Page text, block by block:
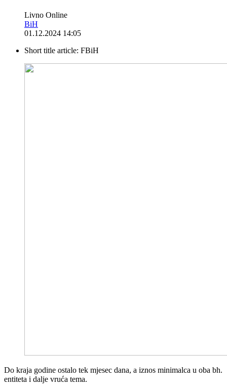
Livno Online
BiH
01.12.2024 14:05
Short title article: FBiH
Do kraja godine ostalo tek mjesec dana, a iznos minimalca u oba bh.
entiteta i dalje vruća tema.